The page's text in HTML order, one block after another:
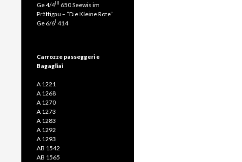
Ge 4/4
650 Seewis im
Prättigau – “Die Kleine Rote”
Ge 6/6 414
Carrozze passeggeri e
Bagagliai
A 1221
A 1268
A 1270
A 1273
A 1283
A 1292
A 1293
AB 1542
AB 1565